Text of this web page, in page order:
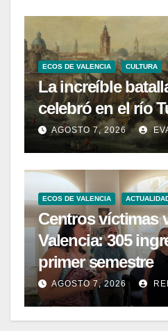
ECOS DE VALENCIA CULTURA
La increíble
celebró en el río
AGOSTO 7, 2026
ECOS DE VALENCIA
Centros víctimas
Valencia: 305
primer semestre
AGOSTO 7, 2026